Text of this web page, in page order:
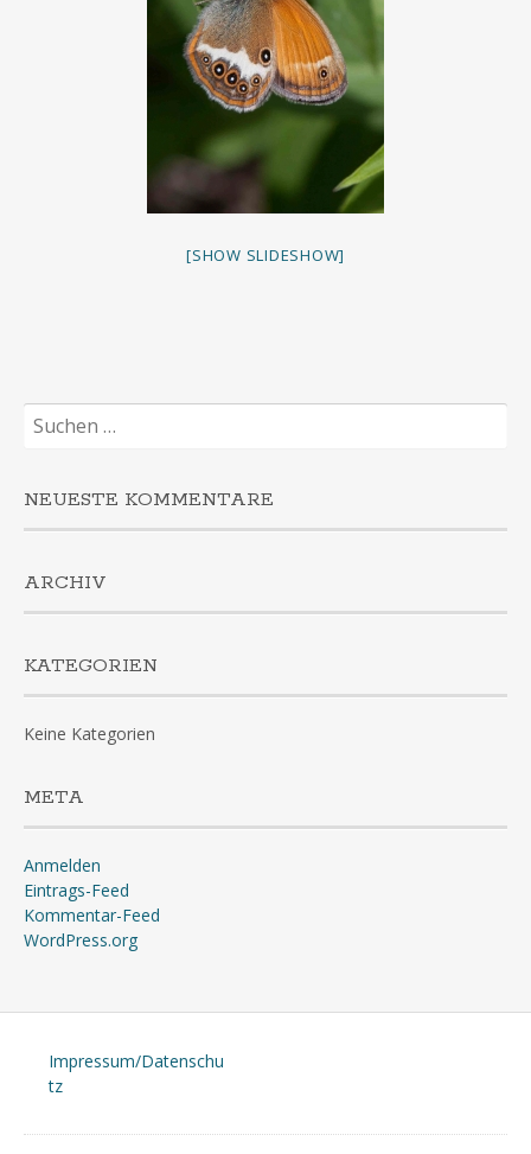
[SHOW SLIDESHOW]
Suchen
nach:
NEUESTE KOMMENTARE
ARCHIV
KATEGORIEN
Keine Kategorien
META
Anmelden
Eintrags-Feed
Kommentar-Feed
WordPress.org
Impressum/Datenschu
tz